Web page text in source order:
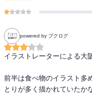
powered by ブクログ
イラストレーターによる大
前半は食べ物のイラスト多
とりが多く描かれていたか